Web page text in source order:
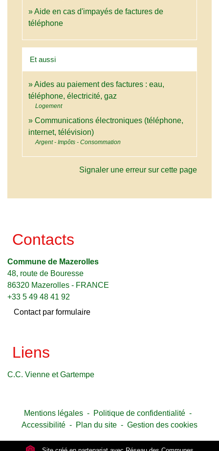
Aide en cas d'impayés de factures de
téléphone
Et aussi
Aides au paiement des factures : eau,
téléphone, électricité, gaz
Logement
Communications électroniques (téléphone,
internet, télévision)
Argent - Impôts - Consommation
Signaler une erreur sur cette page
Contacts
Commune de Mazerolles
48, route de Bouresse
86320 Mazerolles - FRANCE
+33 5 49 48 41 92
Contact par formulaire
Liens
C.C. Vienne et Gartempe
Mentions légales - Politique de confidentialité -
Accessibilité - Plan du site - Gestion des cookies